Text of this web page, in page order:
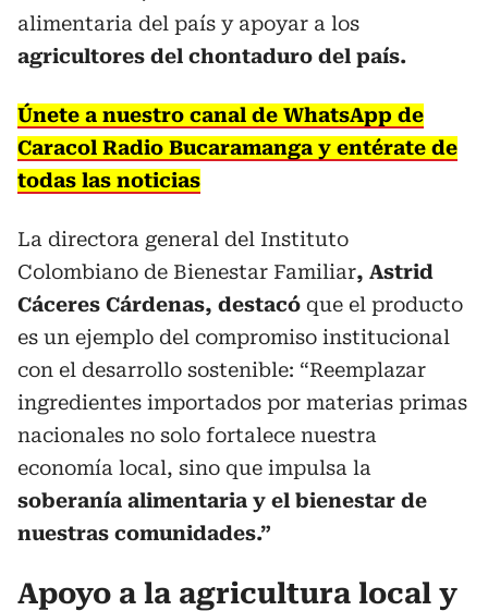
alimentaria del país y apoyar a los
agricultores del chontaduro del país.
Únete a nuestro canal de WhatsApp de
Caracol Radio Bucaramanga y entérate de
todas las noticias
La directora general del Instituto
Colombiano de Bienestar Familiar, Astrid
Cáceres Cárdenas, destacó que el producto
es un ejemplo del compromiso institucional
con el desarrollo sostenible: “Reemplazar
ingredientes importados por materias primas
nacionales no solo fortalece nuestra
economía local, sino que impulsa la
soberanía alimentaria y el bienestar de
nuestras comunidades.”
Apoyo a la agricultura local y